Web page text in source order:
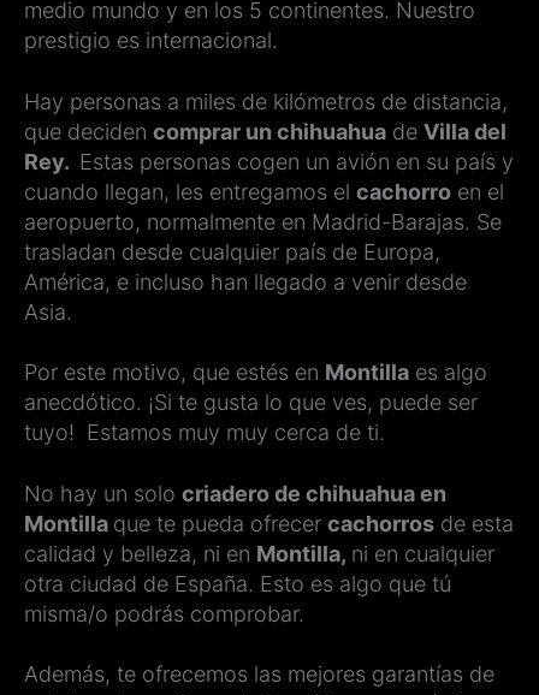
medio mundo y en los 5 continentes. Nuestro
prestigio es internacional.
Hay personas a miles de kilómetros de distancia,
que deciden comprar un chihuahua de Villa del
Rey. Estas personas cogen un avión en su país y
cuando llegan, les entregamos el cachorro en el
aeropuerto, normalmente en Madrid-Barajas. Se
trasladan desde cualquier país de Europa,
América, e incluso han llegado a venir desde
Asia.
Por este motivo, que estés en Montilla es algo
anecdótico. ¡Si te gusta lo que ves, puede ser
tuyo! Estamos muy muy cerca de ti.
No hay un solo criadero de chihuahua en
Montilla que te pueda ofrecer cachorros de esta
calidad y belleza, ni en Montilla, ni en cualquier
otra ciudad de España. Esto es algo que tú
misma/o podrás comprobar.
Además, te ofrecemos las mejores garantías de